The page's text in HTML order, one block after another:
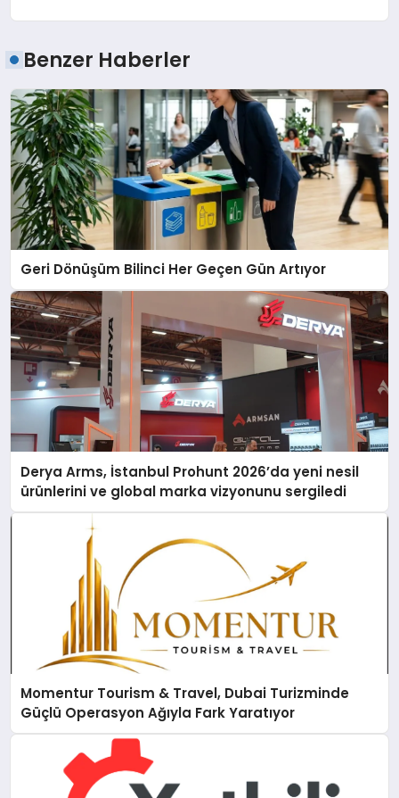
Benzer Haberler
Geri Dönüşüm Bilinci Her Geçen Gün Artıyor
Derya Arms, İstanbul Prohunt 2026’da yeni nesil
ürünlerini ve global marka vizyonunu sergiledi
Momentur Tourism & Travel, Dubai Turizminde
Güçlü Operasyon Ağıyla Fark Yaratıyor